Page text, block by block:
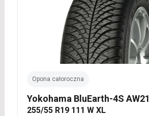
Opona całoroczna
Yokohama BluEarth-4S AW21
255/55 R19 111 W XL